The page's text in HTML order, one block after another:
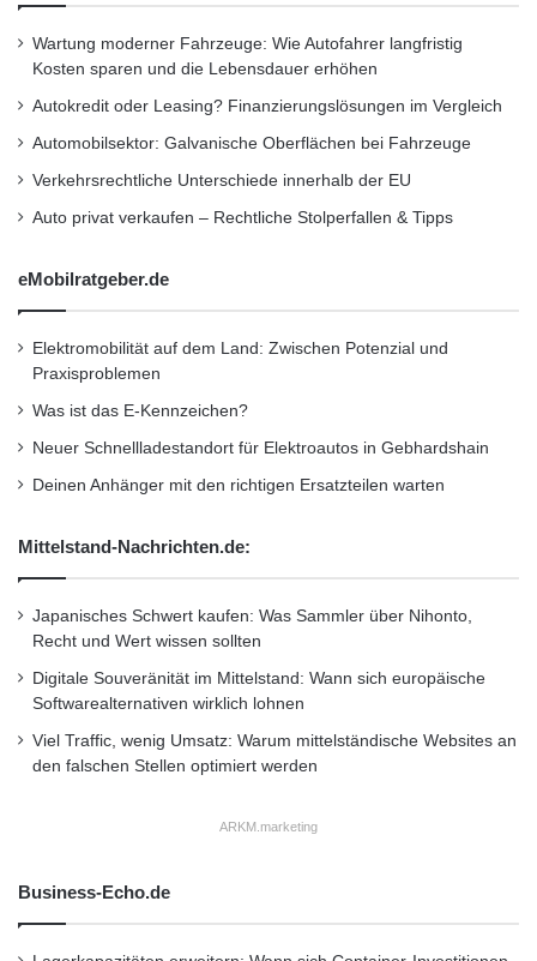
durch die Kunden und die Presse,
insbesondere die Journalisten des International
Truck of The Year, machen uns zuversichtlich
für die Zukunft.“
Zoltan Tringer, Renault Trucks Vertriebsleiter
dieses Marktes für Renault Trucks: „Als einer
ein starkes Potenzial auf. Wir sind sehr
zufrieden mit dem großen Interesse, das der
neuen Baureihe und speziell dem Renault
Trucks T entgegengebracht wird, der sowohl
überzeugt. Mit dieser neuen Modellpalette
bieten wir Transportunternehmen ein perfektes
Werkzeug, um ihre Betriebskosten zu senken.“
den Transport von Tiefkühlfleisch in Europa
1970er-Jahren von Edward Mancewicz
gegründet. Heute steht das Unternehmen
Wartung moderner Fahrzeuge: Wie Autofahrer langfristig
Kosten sparen und die Lebensdauer erhöhen
Autokredit oder Leasing? Finanzierungslösungen im Vergleich
Automobilsektor: Galvanische Oberflächen bei Fahrzeuge
Verkehrsrechtliche Unterschiede innerhalb der EU
Auto privat verkaufen – Rechtliche Stolperfallen & Tipps
eMobilratgeber.de
Elektromobilität auf dem Land: Zwischen Potenzial und
Praxisproblemen
Was ist das E-Kennzeichen?
Neuer Schnellladestandort für Elektroautos in Gebhardshain
Deinen Anhänger mit den richtigen Ersatzteilen warten
Mittelstand-Nachrichten.de:
Japanisches Schwert kaufen: Was Sammler über Nihonto,
Recht und Wert wissen sollten
Digitale Souveränität im Mittelstand: Wann sich europäische
Softwarealternativen wirklich lohnen
Viel Traffic, wenig Umsatz: Warum mittelständische Websites an
den falschen Stellen optimiert werden
ARKM.marketing
Business-Echo.de